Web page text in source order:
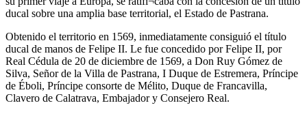
ducal sobre una amplia base territorial, el Estado de Pastrana.
Obtenido el territorio en 1569, inmediatamente consiguió el título
ducal de manos de Felipe II. Le fue concedido por Felipe II, por
Real Cédula de 20 de diciembre de 1569, a Don Ruy Gómez de
Silva, Señor de la Villa de Pastrana, I Duque de Estremera, Príncipe
de Éboli, Príncipe consorte de Mélito, Duque de Francavilla,
Clavero de Calatrava, Embajador y Consejero Real.